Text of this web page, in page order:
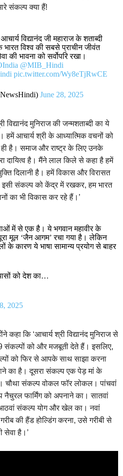
संकल्प क्या हैं!
विद्यानंद जी महाराज के शताब्दी
विश्व की सबसे प्राचीन जीवंत
की भावना को सर्वोपरि रखा।
@MIB_Hindi
pic.twitter.com/Wy8eTjRwCE
June 28, 2025
विद्यानंद मुनिराज की जन्मशताब्दी का ये
हमें आचार्य श्री के आध्यात्मिक वचनों को
है। समाज और राष्ट्र के लिए उनके
दायित्व है। मैंने लाल किले से कहा है हमें
दिलानी है। हमें विकास और विरासत
संकल्प को केंद्र में रखकर, हम भारत
का भी विकास कर रहे हैं।’
में से एक है। ये भगवान महावीर के
मूल ‘जैन आगम’ रचा गया है। लेकिन
के कारण ये भाषा सामान्य प्रयोग से बाहर
को देश का…
2025
कहा कि ‘आचार्य श्री विद्यानंद मुनिराज से
9 संकल्पों को और मजबूती देते हैं। इसलिए,
को फिर से आपके साथ साझा करना
का है। दूसरा संकल्प एक पेड़ मां के
चौथा संकल्प वोकल फॉर लोकल। पांचवां
फार्मिंग को अपनाने का। सातवां
संकल्प योग और खेल का। नवां
की हैंड होल्डिंग करना, उसे गरीबी से
सेवा है।’